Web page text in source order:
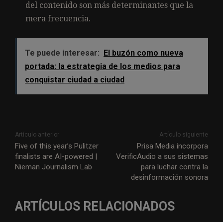
del contenido son más determinantes que la
mera frecuencia.
Te puede interesar: El buzón como nueva
portada: la estrategia de los medios para
conquistar ciudad a ciudad
Artículo anterior
Five of this year’s Pulitzer
finalists are AI-powered |
Nieman Journalism Lab
Artículo siguiente
Prisa Media incorpora
VerificAudio a sus sistemas
para luchar contra la
desinformación sonora
ARTÍCULOS RELACIONADOS